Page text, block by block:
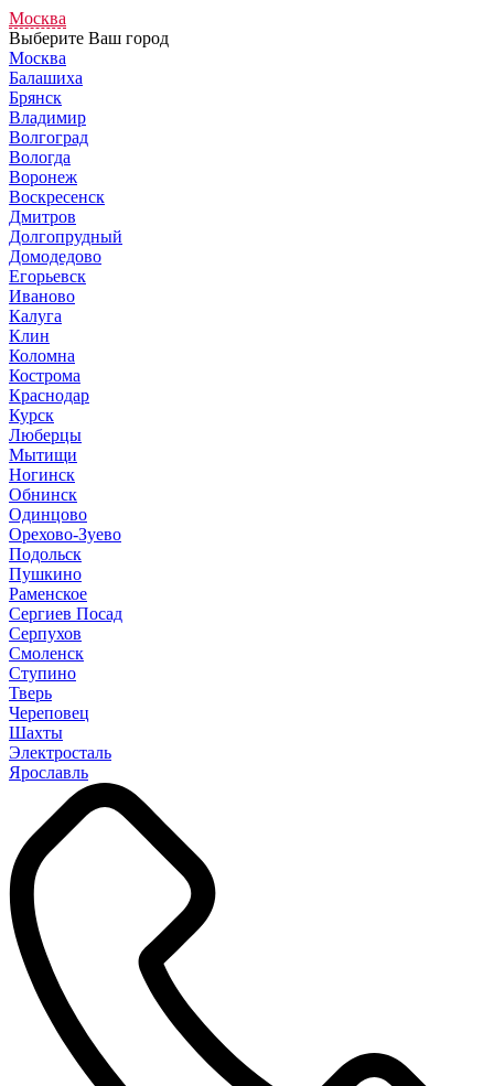
Москва
Выберите Ваш город
Москва
Балашиха
Брянск
Владимир
Волгоград
Вологда
Воронеж
Воскресенск
Дмитров
Долгопрудный
Домодедово
Егорьевск
Иваново
Калуга
Клин
Коломна
Кострома
Краснодар
Курск
Люберцы
Мытищи
Ногинск
Обнинск
Одинцово
Орехово-Зуево
Подольск
Пушкино
Раменское
Сергиев Посад
Серпухов
Смоленск
Ступино
Тверь
Череповец
Шахты
Электросталь
Ярославль